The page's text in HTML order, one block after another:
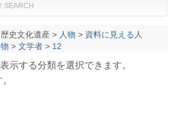
SEARCH
歴史文化遺産> 人物 > 資料に見える人
物 > 文学者> 12
示する分類を選択できます。